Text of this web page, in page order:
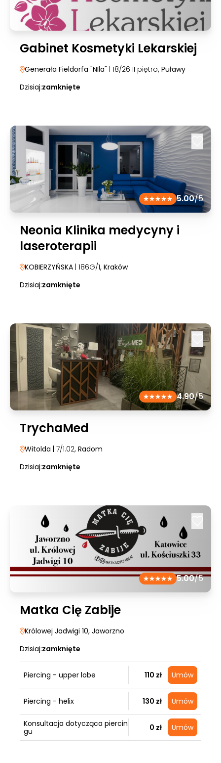
Gabinet Kosmetyki Lekarskiej
Generała Fieldorfa "NIla" | 18/26 II piętro, Puławy
Dzisiaj:zamknięte
5.00/5
Neonia Klinika medycyny i
laseroterapii
KOBIERZYŃSKA | 186G/1, Kraków
Dzisiaj:zamknięte
4.90/5
TrychaMed
Witolda | 7/1.02, Radom
Dzisiaj:zamknięte
5.00/5
Matka Cię Zabije
Królowej Jadwigi 10, Jaworzno
Dzisiaj:zamknięte
Piercing - upper lobe 110 zł Umów
Piercing - helix 130 zł Umów
Konsultacja dotycząca piercin
gu
0 zł Umów